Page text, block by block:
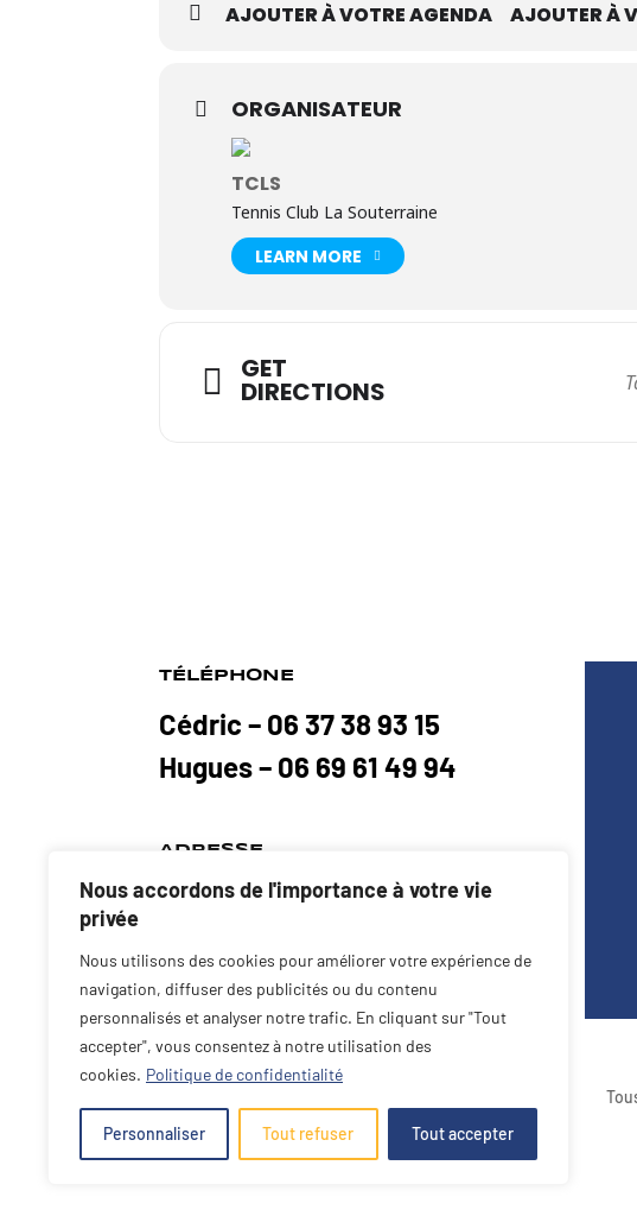
Nous accordons de l'importance à votre vie
privée
Nous utilisons des cookies pour améliorer votre expérience de
navigation, diffuser des publicités ou du contenu
personnalisés et analyser notre trafic. En cliquant sur "Tout
accepter", vous consentez à notre utilisation des
cookies. Politique de confidentialité
Personnaliser Tout refuser Tout accepter
AJOUTER À VOTRE AGENDA AJOUTER À
ORGANISATEUR
TCLS
Tennis Club La Souterraine
LEARN MORE
GET
DIRECTIONS
TÉLÉPHONE
Cédric – 06 37 38 93 15
Hugues – 06 69 61 49 94
ADRESSE
Stade du Cheix